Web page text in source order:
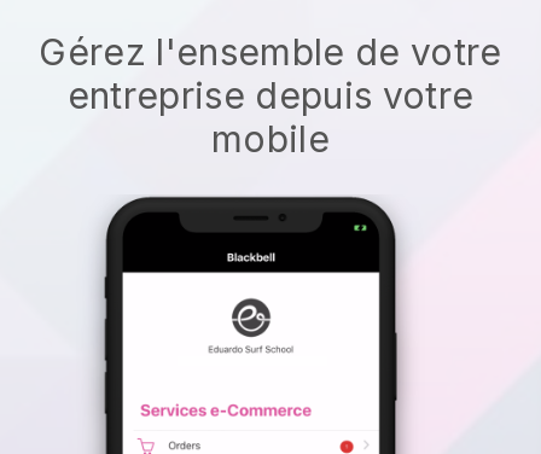
Gérez l'ensemble de votre
entreprise depuis votre
mobile